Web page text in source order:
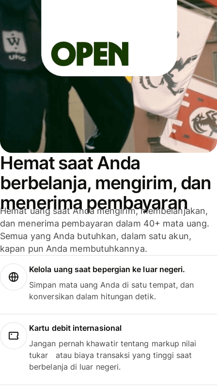
Hemat saat Anda
berbelanja, mengirim, dan
menerima pembayaran
Hemat uang saat Anda mengirim, membelanjakan,
dan menerima pembayaran dalam 40+ mata uang.
Semua yang Anda butuhkan, dalam satu akun,
kapan pun Anda membutuhkannya.
Kelola uang saat bepergian ke luar negeri.
Simpan mata uang Anda di satu tempat, dan
konversikan dalam hitungan detik.
Kartu debit internasional
Jangan pernah khawatir tentang markup nilai
tukar atau biaya transaksi yang tinggi saat
berbelanja di luar negeri.